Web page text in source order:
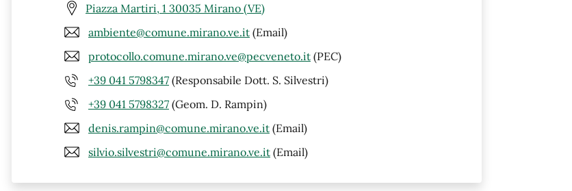
Piazza Martiri, 1 30035 Mirano (VE)
ambiente@comune.mirano.ve.it (Email)
protocollo.comune.mirano.ve@pecveneto.it (PEC)
+39 041 5798347 (Responsabile Dott. S. Silvestri)
+39 041 5798327 (Geom. D. Rampin)
denis.rampin@comune.mirano.ve.it (Email)
silvio.silvestri@comune.mirano.ve.it (Email)